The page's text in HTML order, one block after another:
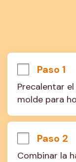
Paso 1
Precalentar
molde para
Paso 2
Combinar la